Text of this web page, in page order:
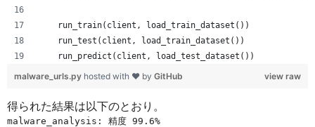
    run_train(client, load_train_dataset())
    run_test(client, load_train_dataset())
    run_predict(client, load_test_dataset())
view raw
malware_urls.py hosted with ❤ by GitHub
得られた結果は以下のとおり。
malware_analysis: 精度 99.6%